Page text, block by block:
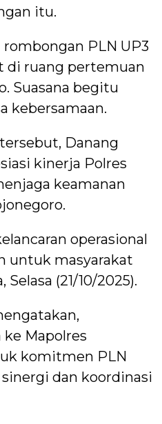
itu.
PLN UP3
di ruang pertemuan
Suasana begitu
kebersamaan.
Danang
kinerja Polres
keamanan
operasional
untuk masyarakat
(21/10/2025).
Mapolres
komitmen PLN
dan koordinasi